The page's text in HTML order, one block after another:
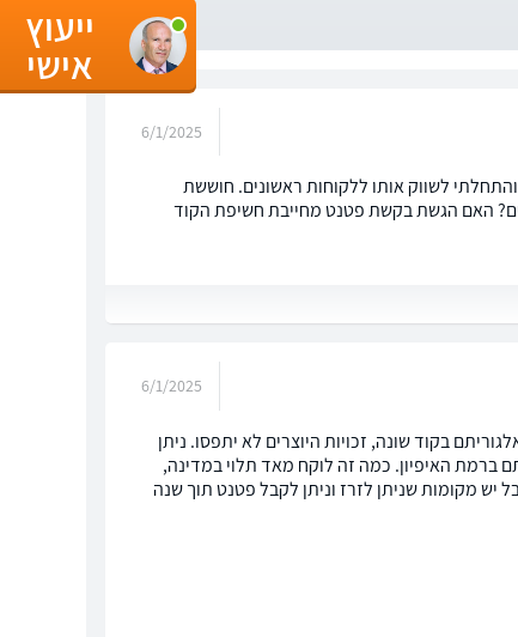
6/1/2025
לשווק אותו ללקוחות ראשונים. חוששת
האם הגשת בקשת פטנט מחייבת חשיפת הקוד
6/1/2025
בקוד שונה, זכויות היוצרים לא יתפסו. ניתן
ברמת האיפיון. כמה זה לוקח מאד תלוי במדינה,
יש מקומות שניתן לזרז וניתן לקבל פטנט תוך שנה
ייעוץ
אישי